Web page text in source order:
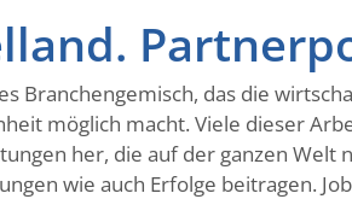
Branchengemisch, das die
möglich macht. Viele dieser
her, die auf der ganzen
wie auch Erfolge beitragen.